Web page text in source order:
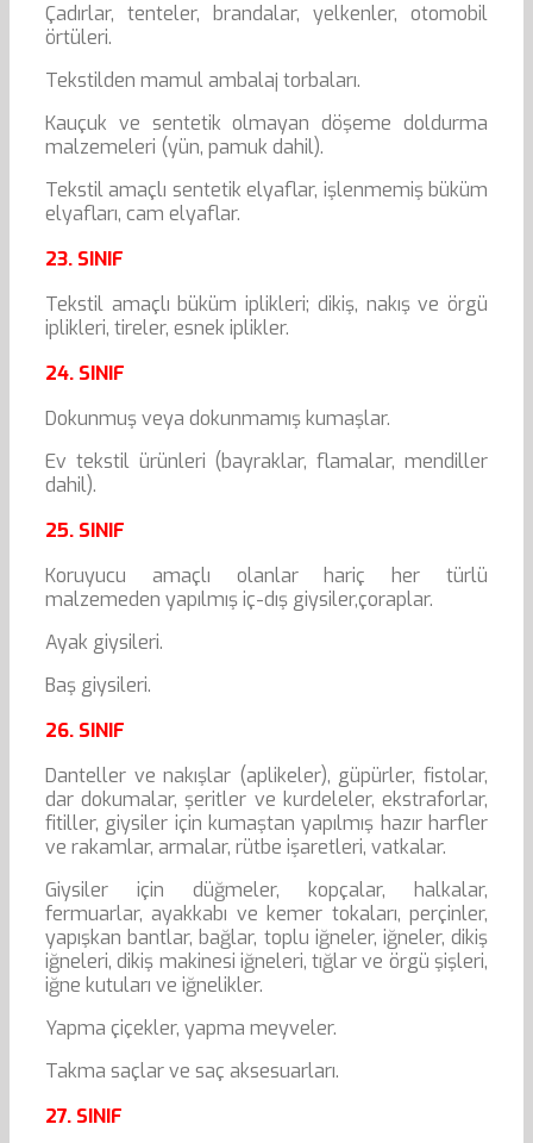
Çadırlar, tenteler, brandalar, yelkenler, otomobil
örtüleri.
Tekstilden mamul ambalaj torbaları.
Kauçuk ve sentetik olmayan döşeme doldurma
malzemeleri (yün, pamuk dahil).
Tekstil amaçlı sentetik elyaflar, işlenmemiş büküm
elyafları, cam elyaflar.
23. SINIF
Tekstil amaçlı büküm iplikleri; dikiş, nakış ve örgü
iplikleri, tireler, esnek iplikler.
24. SINIF
Dokunmuş veya dokunmamış kumaşlar.
Ev tekstil ürünleri (bayraklar, flamalar, mendiller
dahil).
25. SINIF
Koruyucu amaçlı olanlar hariç her türlü
malzemeden yapılmış iç-dış giysiler,çoraplar.
Ayak giysileri.
Baş giysileri.
26. SINIF
Danteller ve nakışlar (aplikeler), güpürler, fistolar,
dar dokumalar, şeritler ve kurdeleler, ekstraforlar,
fitiller, giysiler için kumaştan yapılmış hazır harfler
ve rakamlar, armalar, rütbe işaretleri, vatkalar.
Giysiler için düğmeler, kopçalar, halkalar,
fermuarlar, ayakkabı ve kemer tokaları, perçinler,
yapışkan bantlar, bağlar, toplu iğneler, iğneler, dikiş
iğneleri, dikiş makinesi iğneleri, tığlar ve örgü şişleri,
iğne kutuları ve iğnelikler.
Yapma çiçekler, yapma meyveler.
Takma saçlar ve saç aksesuarları.
27. SINIF